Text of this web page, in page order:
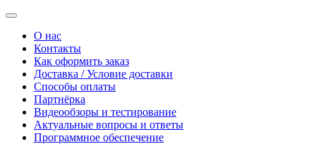
О нас
Контакты
Как оформить заказ
Доставка / Условие доставки
Способы оплаты
Партнёрка
Видеообзоры и тестирование
Актуальные вопросы и ответы
Программное обеспечение